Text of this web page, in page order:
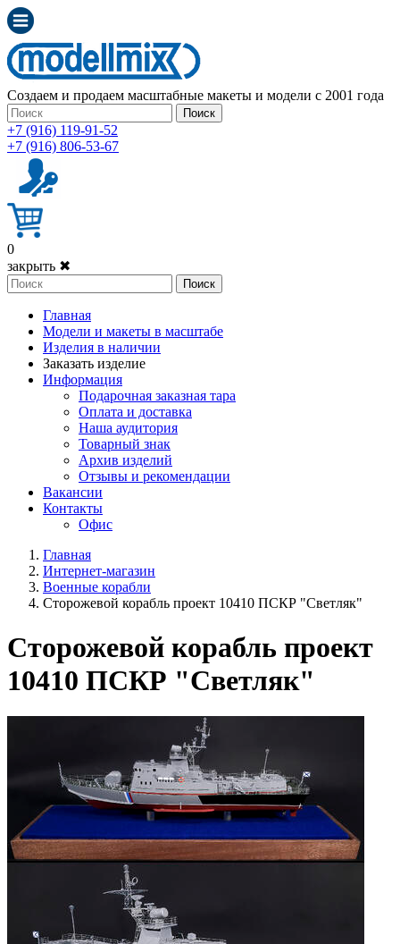
Создаем и продаем масштабные макеты и модели с 2001 года
Поиск
+7 (916) 119-91-52
+7 (916) 806-53-67
0
закрыть ✖
Поиск
Главная
Модели и макеты в масштабе
Изделия в наличии
Заказать изделие
Информация
Подарочная заказная тара
Оплата и доставка
Наша аудитория
Товарный знак
Архив изделий
Отзывы и рекомендации
Вакансии
Контакты
Офис
Главная
Интернет-магазин
Военные корабли
Сторожевой корабль проект 10410 ПСКР "Светляк"
Сторожевой корабль проект
10410 ПСКР "Светляк"